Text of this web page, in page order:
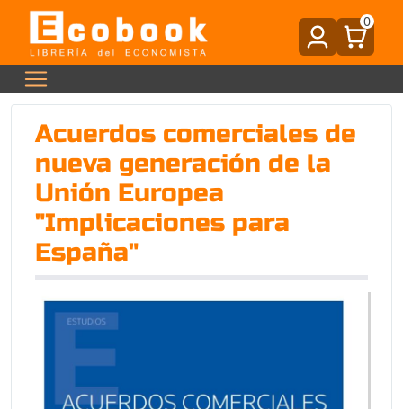
0
Acuerdos comerciales de
nueva generación de la
Unión Europea
"Implicaciones para
España"